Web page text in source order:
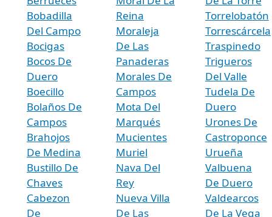
Bobadilla
Del Campo
Bocigas
Bocos De
Duero
Boecillo
Bolaños De
Campos
Brahojos
De Medina
Bustillo De
Chaves
Cabezon
De
Reina
Moraleja
De Las
Panaderas
Morales De
Campos
Mota Del
Marqués
Mucientes
Muriel
Nava Del
Rey
Nueva Villa
De Las
Torrelobatón
Torrescárcela
Traspinedo
Trigueros
Del Valle
Tudela De
Duero
Urones De
Castroponce
Urueña
Valbuena
De Duero
Valdearcos
De La Vega